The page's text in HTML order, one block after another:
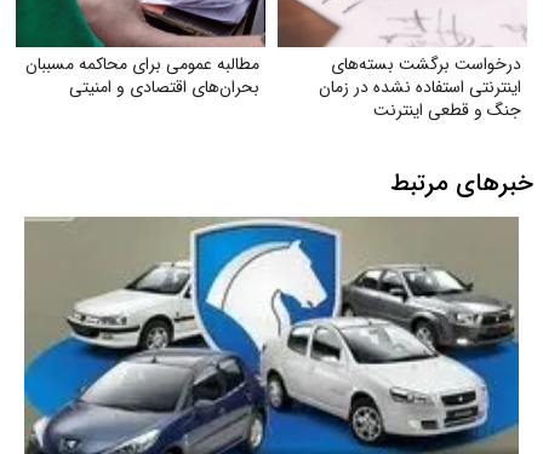
درخواست برگشت بسته‌های
اینترنتی استفاده نشده در زمان
جنگ و قطعی اینترنت
مطالبه عمومی برای محاکمه مسببان
بحران‌های اقتصادی و امنیتی
خبرهای مرتبط